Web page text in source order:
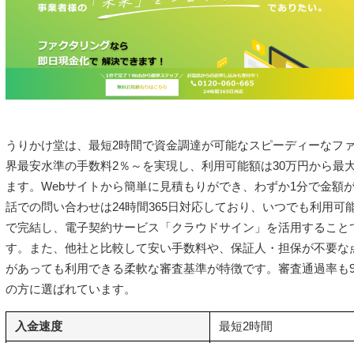
うりかけ堂は、最短2時間で資金調達が可能なスピーディーなフ
界最安水準の手数料2％～を実現し、利用可能額は30万円から最
ます。Webサイトから簡単に見積もりができ、わずか1分で金額
話での問い合わせは24時間365日対応しており、いつでも利用可
で完結し、電子契約サービス「クラウドサイン」を活用するこ
す。また、他社と比較して安い手数料や、保証人・担保が不要
があっても利用できる柔軟な審査基準が特徴です。審査通過率
の方に選ばれています。
入金速度 最短2時間